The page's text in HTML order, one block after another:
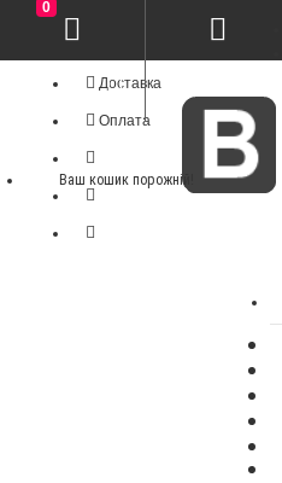
Доставка
Оплата
0
Ваш кошик порожній!